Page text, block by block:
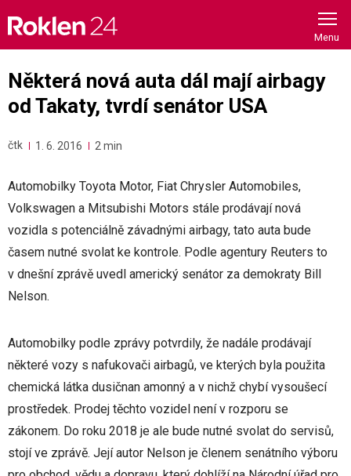
content
Některá nová auta dál mají airbagy
od Takaty, tvrdí senátor USA
čtk 1. 6. 2016 2 min
Automobilky Toyota Motor, Fiat Chrysler Automobiles,
Volkswagen a Mitsubishi Motors stále prodávají nová
vozidla s potenciálně závadnými airbagy, tato auta bude
časem nutné svolat ke kontrole. Podle agentury Reuters to
v dnešní zprávě uvedl americký senátor za demokraty Bill
Nelson.
Automobilky podle zprávy potvrdily, že nadále prodávají
některé vozy s nafukovači airbagů, ve kterých byla použita
chemická látka dusičnan amonný a v nichž chybí vysoušecí
prostředek. Prodej těchto vozidel není v rozporu se
zákonem. Do roku 2018 je ale bude nutné svolat do servisů,
stojí ve zprávě. Její autor Nelson je členem senátního výboru